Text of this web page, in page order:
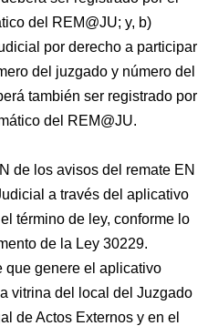
del REM@JU; y, b)
por derecho a participar
del juzgado y número del
también ser registrado por
del REM@JU.
de los avisos del remate EN
a través del aplicativo
término de ley, conforme lo
de la Ley 30229.
que genere el aplicativo
vitrina del local del Juzgado
de Actos Externos y en el